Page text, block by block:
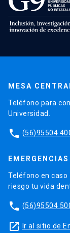
MESA
Teléfono para
Universidad.
phone (56)95504
EMERGENCIAS
Teléfono en caso
riesgo tu vida
phone (56)95504
launch Ir al sitio de